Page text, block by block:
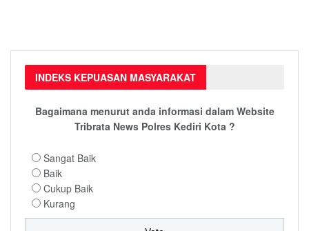
INDEKS KEPUASAN MASYARAKAT
Bagaimana menurut anda informasi dalam Website
Tribrata News Polres Kediri Kota ?
Sangat Baik
Baik
Cukup Baik
Kurang